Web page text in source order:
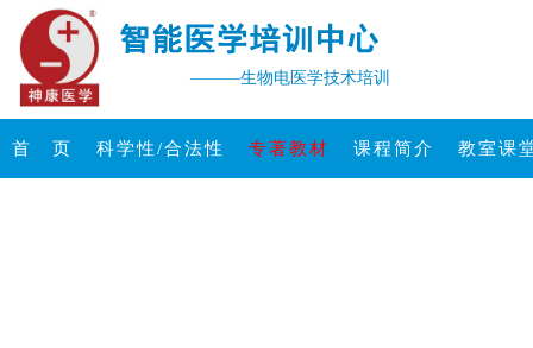
———生物电医学技术培训
首 页 科学性/合法性 专著教材 课程简介 教室课